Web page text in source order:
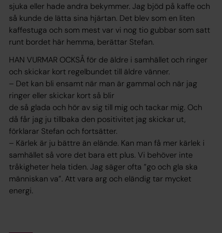
sjuka eller hade andra bekymmer. Jag bjöd på kaffe och
så kunde de lätta sina hjärtan. Det blev som en liten
kaffestuga och som mest var vi nog tio gubbar som satt
runt bordet här hemma, berättar Stefan.
HAN VURMAR OCKSÅ för de äldre i samhället och ringer
och skickar kort regelbundet till äldre vänner.
– Det kan bli ensamt när man är gammal och när jag
ringer eller skickar kort så blir
de så glada och hör av sig till mig och tackar mig. Och
då får jag ju tillbaka den positivitet jag skickar ut,
förklarar Stefan och fortsätter.
– Kärlek är ju bättre än elände. Kan man få mer kärlek i
samhället så vore det bara ett plus. Vi behöver inte
tråkigheter hela tiden. Jag säger ofta ”go och gla ska
människan va”. Att vara arg och eländig tar mycket
energi.